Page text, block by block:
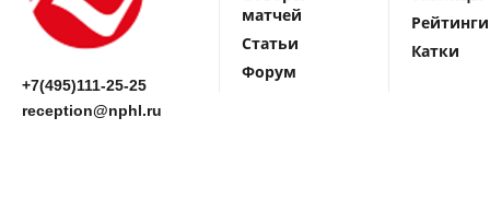
+7(495)111-25-25
reception@nphl.ru
матчей
Статьи
Форум
Рейтинги
Катки